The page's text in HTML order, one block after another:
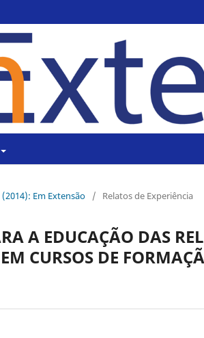
(2014): Em Extensão / Relatos de Experiência
A EDUCAÇÃO DAS
CURSOS DE